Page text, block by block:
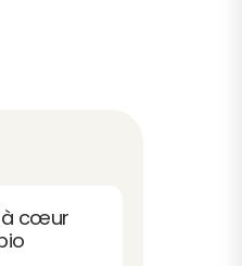
à cœur